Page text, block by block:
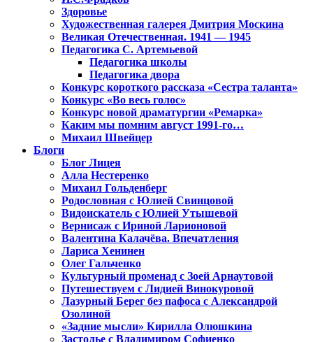
Здоровье
Художественная галерея Дмитрия Москина
Великая Отечественная. 1941 — 1945
Педагогика С. Артемьевой
Педагогика школы
Педагогика двора
Конкурс короткого рассказа «Сестра таланта»
Конкурс «Во весь голос»
Конкурс новой драматургии «Ремарка»
Каким мы помним август 1991-го…
Михаил Швейцер
Блоги
Блог Лицея
Алла Нестеренко
Михаил Гольденберг
Родословная с Юлией Свинцовой
Видоискатель с Юлией Утышевой
Вернисаж с Ириной Ларионовой
Валентина Калачёва. Впечатления
Лариса Хенинен
Олег Гальченко
Культурный променад с Зоей Арнаутовой
Путешествуем с Лидией Винокуровой
Лазурный Берег без пафоса с Александрой
Озолиной
«Задние мысли» Кирилла Олюшкина
Застолье с Владимиром Софиенко